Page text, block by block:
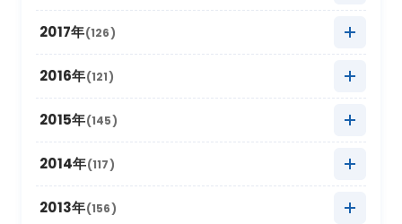
2025年4月
2025年3月
2025年2月 (6)
2024年5月 (18)
2024年4月
2024年3月
2024年2月 (5)
2023年6月 (6)
2023年5月 (21)
2023年4月
2023年3月
2023年2月 (8)
2022年7月 (9)
2022年6月 (2)
2022年5月 (11)
2022年4月
2022年3月
2021年9月 (5)
2021年7月 (9)
2021年6月 (6)
2021年5月 (9)
2021年4月
2020年10月
2020年9月 (4)
2020年7月 (8)
2020年6月 (4)
2020年5月 (8)
2019年11月
2019年10月
2019年9月 (12)
2019年7月 (16)
2019年6月 (4)
2018年12月 (10)
2018年11月
2018年10月
2018年9月 (16)
2018年7月 (11)
2017年(126)
2017年12月 (7)
2017年11月
2017年10月
2017年9月 (6)
2016年(121)
2016年12月 (4)
2016年11月
2016年10月
2015年(145)
2015年12月 (4)
2015年11月
2014年(117)
2014年12月 (10)
2013年(156)